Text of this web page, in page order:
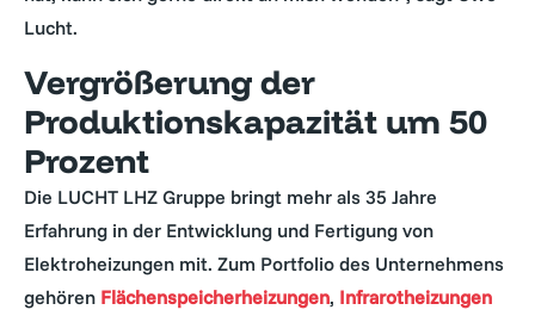
Lucht.
Vergrößerung der
Produktionskapazität um 50
Prozent
Die LUCHT LHZ Gruppe bringt mehr als 35 Jahre
Erfahrung in der Entwicklung und Fertigung von
Elektroheizungen mit. Zum Portfolio des Unternehmens
gehören Flächenspeicherheizungen, Infrarotheizungen